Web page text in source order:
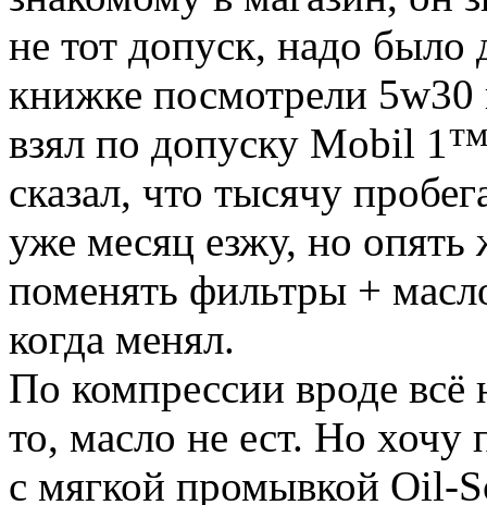
не тот допуск, надо было
книжке посмотрели 5w30
взял по допуску Mobil
сказал, что тысячу
уже месяц езжу, но опять
поменять фильтры +
когда менял.
По компрессии вроде
то, масло не ест. Но хочу
с мягкой промывкой Oil-